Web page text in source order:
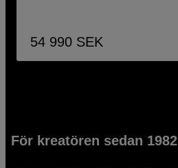
54 990 SEK
För kreatören sedan 1982